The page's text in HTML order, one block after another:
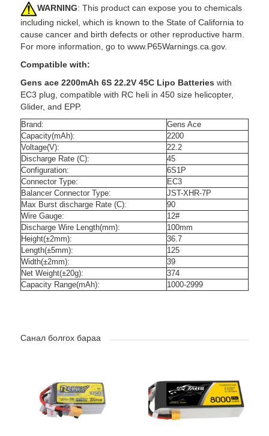
WARNING: This product can expose you to chemicals
including nickel, which is known to the State of California to
cause cancer and birth defects or other reproductive harm.
For more information, go to www.P65Warnings.ca.gov.
Compatible with:
Gens ace 2200mAh 6S 22.2V 45C Lipo Batteries with
EC3 plug, compatible with RC heli in 450 size helicopter,
Glider, and EPP.
Brand:
Gens Ace
Capacity(mAh):
2200
Voltage(V):
22.2
Discharge Rate (C):
45
Configuration:
6S1P
Connector Type:
EC3
Balancer Connector Type:
JST-XHR-7P
Max Burst discharge Rate (C):
90
Wire Gauge:
12#
Discharge Wire Length(mm):
100mm
Height(±2mm):
36.7
Length(±5mm):
125
Width(±2mm):
39
Net Weight(±20g):
374
Capacity Range(mAh):
1000-2999
Санал болгох бараа